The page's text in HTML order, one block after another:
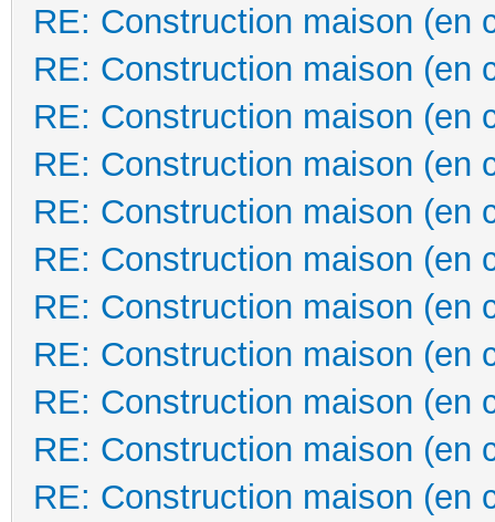
RE: Construction maison (en
RE: Construction maison (en
RE: Construction maison (en
RE: Construction maison (en
RE: Construction maison (en
RE: Construction maison (en
RE: Construction maison (en
RE: Construction maison (en
RE: Construction maison (en
RE: Construction maison (en
RE: Construction maison (en